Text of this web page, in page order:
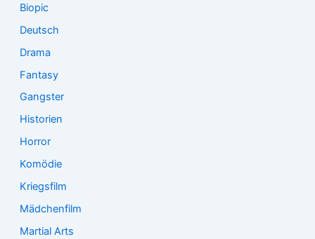
Biopic
Deutsch
Drama
Fantasy
Gangster
Historien
Horror
Komödie
Kriegsfilm
Mädchenfilm
Martial Arts